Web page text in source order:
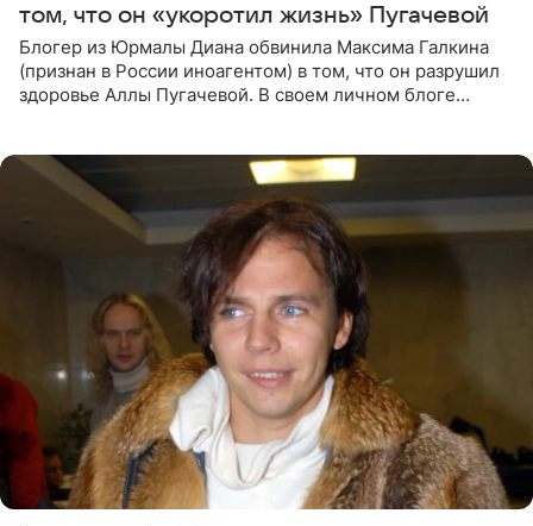
том, что он «укоротил жизнь» Пугачевой
Блогер из Юрмалы Диана обвинила Максима Галкина
(признан в России иноагентом) в том, что он разрушил
здоровье Аллы Пугачевой. В своем личном блоге